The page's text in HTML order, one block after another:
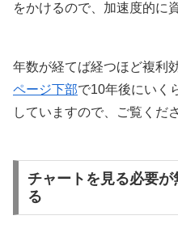
をかけるので、加速度的に
年数が経てば経つほど複利
ページ下部で10年後にいく
していますので、ご覧くだ
チャートを見る必要
る